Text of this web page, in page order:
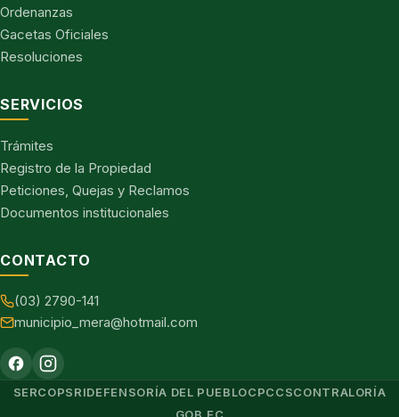
Ordenanzas
Gacetas Oficiales
Resoluciones
SERVICIOS
Trámites
Registro de la Propiedad
Peticiones, Quejas y Reclamos
Documentos institucionales
CONTACTO
(03) 2790-141
municipio_mera@hotmail.com
SERCOPSRIDEFENSORÍA DEL PUEBLOCPCCSCONTRALORÍA